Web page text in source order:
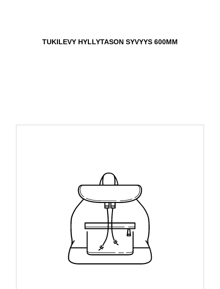
TUKILEVY HYLLYTASON SYVYYS 600MM